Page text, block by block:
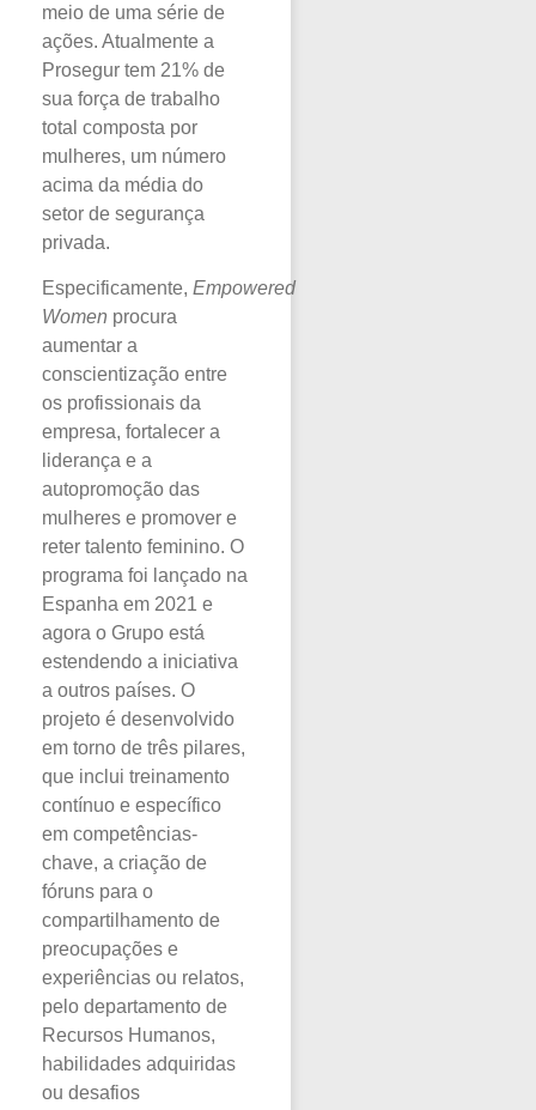
meio de uma série de
ações. Atualmente a
Prosegur tem 21% de
sua força de trabalho
total composta por
mulheres, um número
acima da média do
setor de segurança
privada.
Especificamente, Empowered
Women procura
aumentar a
conscientização entre
os profissionais da
empresa, fortalecer a
liderança e a
autopromoção das
mulheres e promover e
reter talento feminino. O
programa foi lançado na
Espanha em 2021 e
agora o Grupo está
estendendo a iniciativa
a outros países. O
projeto é desenvolvido
em torno de três pilares,
que inclui treinamento
contínuo e específico
em competências-
chave, a criação de
fóruns para o
compartilhamento de
preocupações e
experiências ou relatos,
pelo departamento de
Recursos Humanos,
habilidades adquiridas
ou desafios